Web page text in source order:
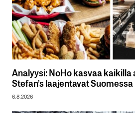
Analyysi: NoHo kasvaa kaikilla
Stefan’s laajentavat Suomessa
6.8.2026